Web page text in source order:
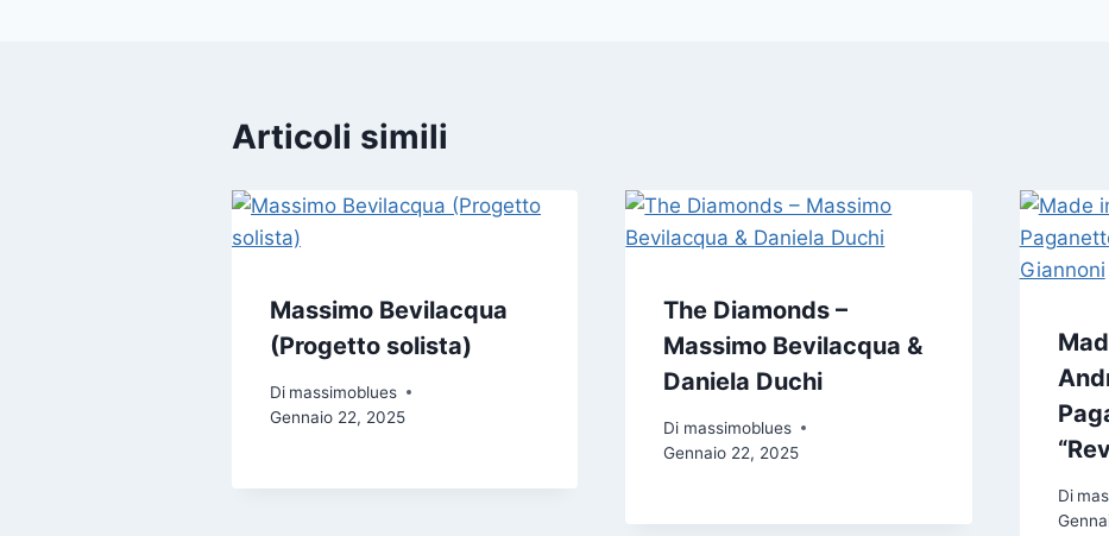
Articoli simili
Massimo Bevilacqua
(Progetto solista)
Di massimoblues
Gennaio 22, 2025
The Diamonds –
Massimo Bevilacqua &
Daniela Duchi
Di massimoblues
Gennaio 22, 2025
Di